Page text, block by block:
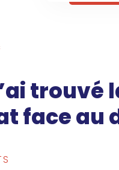
trouvé
face au